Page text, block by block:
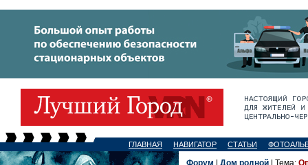
ГЛАВНАЯ НАВИГАТОР СТАТЬИ
Форум Дом родной | Тема: